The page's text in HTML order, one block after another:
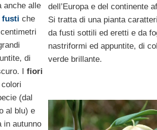
dell’Europa e del continente
Si tratta di una pianta
da fusti sottili ed eretti e da
nastriformi ed appuntite, di
verde brillante.
anche alle
fusti che
di
I fiori
(dal
al blu) e
in autunno